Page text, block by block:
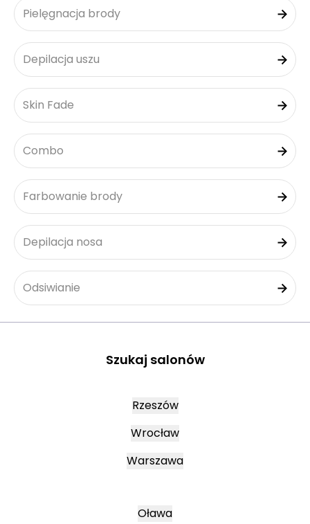
Pielęgnacja brody
Depilacja uszu
Skin Fade
Combo
Farbowanie brody
Depilacja nosa
Odsiwianie
Szukaj salonów
Rzeszów
Wrocław
Warszawa
Oława